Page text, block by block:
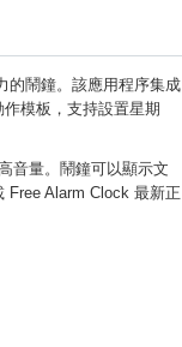
的鬧鐘。該應用程序集成
模板，支持設置星期
音量。鬧鐘可以顯示文
Free Alarm Clock 最新正